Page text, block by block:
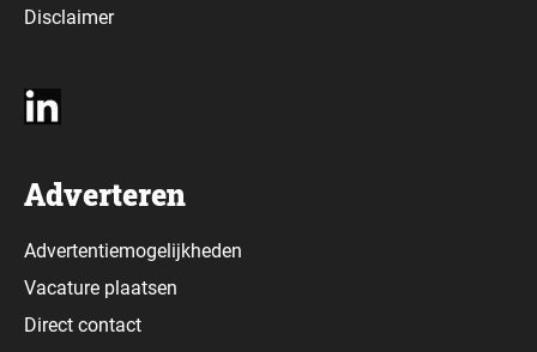
Disclaimer
Adverteren
Advertentiemogelijkheden
Vacature plaatsen
Direct contact